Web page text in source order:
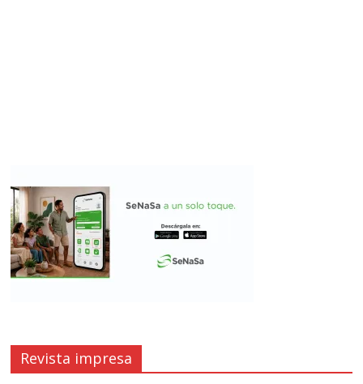
Revista impresa